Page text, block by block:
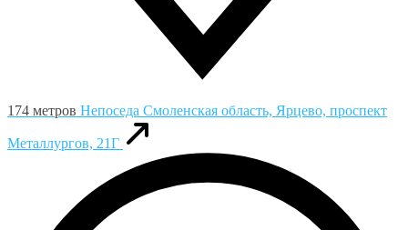
174 метров Непоседа Смоленская область, Ярцево, проспект
Металлургов, 21Г